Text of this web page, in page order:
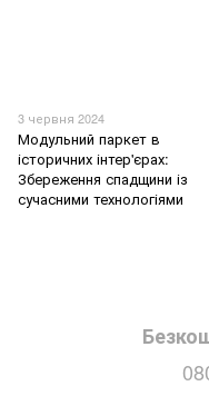
3 червня 2024
Модульний паркет в
історичних інтер'єрах:
Збереження спадщини із
сучасними технологіями